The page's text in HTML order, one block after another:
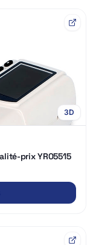
3D
prix YR05515